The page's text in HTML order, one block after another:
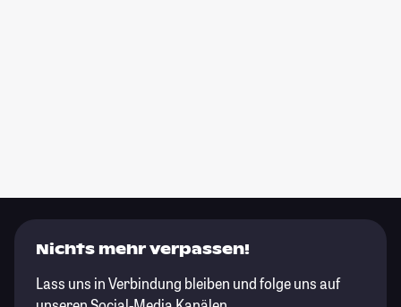
Nichts mehr verpassen!
Lass uns in Verbindung bleiben und folge uns auf